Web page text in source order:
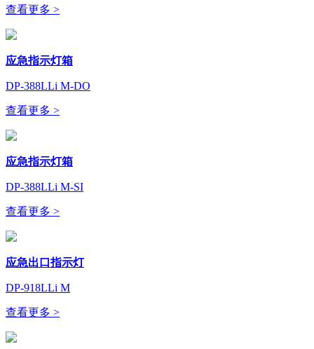
查看更多 >
应急指示灯箱
DP-388LLi M-DO
查看更多 >
应急指示灯箱
DP-388LLi M-SI
查看更多 >
应急出口指示灯
DP-918LLi M
查看更多 >